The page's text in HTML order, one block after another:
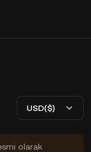
USD($)
olarak